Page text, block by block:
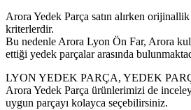
Arora Yedek Parça satın alırken
kriterlerdir.
Bu nedenle Arora Lyon Ön Far, Arora
ettiği yedek parçalar arasında
LYON YEDEK PARÇA, YEDEK
Arora Yedek Parça ürünlerimizi de
uygun parçayı kolayca seçebilirsiniz.